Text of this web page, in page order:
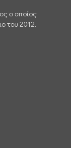
ο οποίος
του 2012.